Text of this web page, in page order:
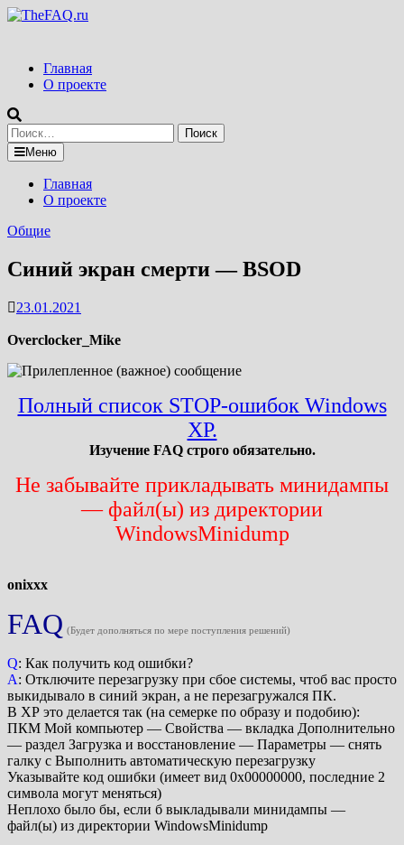
Перейти
Главная
О проекте
Найти:
Меню
Главная
О проекте
Общие
Синий экран смерти — BSOD
23.01.2021
Overclocker_Mike
Полный список STOP-ошибок Windows
XP.
Изучение FAQ строго обязательно.
Не забывайте прикладывать минидампы
— файл(ы) из директории
WindowsMinidump
onixxx
FAQ (Будет дополняться по мере поступления решений)
Q: Как получить код ошибки?
A: Отключите перезагрузку при сбое системы, чтоб вас просто
выкидывало в синий экран, а не перезагружался ПК.
В ХР это делается так (на семерке по образу и подобию):
ПКМ Мой компьютер — Свойства — вкладка Дополнительно
— раздел Загрузка и восстановление — Параметры — снять
галку с Выполнить автоматическую перезагрузку
Указывайте код ошибки (имеет вид 0х00000000, последние 2
символа могут меняться)
Неплохо было бы, если б выкладывали минидампы —
файл(ы) из директории WindowsMinidump